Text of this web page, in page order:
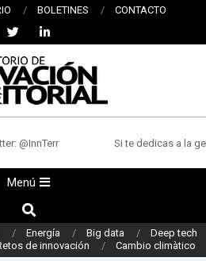
BOLETINES CONTACTO
@InnTerr Si te dedicas a la
Menú
Buscar
Energía Big data
Deep tech
de innovación Cambio climàtico